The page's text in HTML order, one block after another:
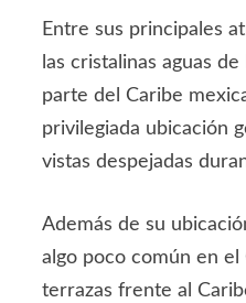
Entre sus principales
las cristalinas aguas
parte del Caribe
privilegiada ubicación
vistas despejadas
Además de su
algo poco común en
terrazas frente al